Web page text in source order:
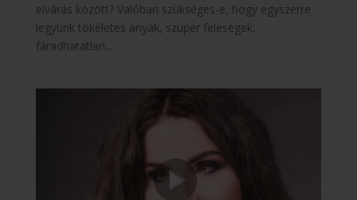
elvárás között? Valóban szükséges-e, hogy egyszerre
legyünk tökéletes anyák, szuper feleségek,
fáradhatatlan...